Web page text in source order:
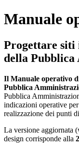
Manuale
Progettare
della Pubblica
Il Manuale operativo
Pubblica
Pubblica
indicazioni operative
realizzazione dei punti
La versione aggiornata
design corrisponde alla